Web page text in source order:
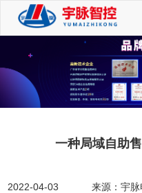
一种局域自助
2022-04-03 来源：宇脉